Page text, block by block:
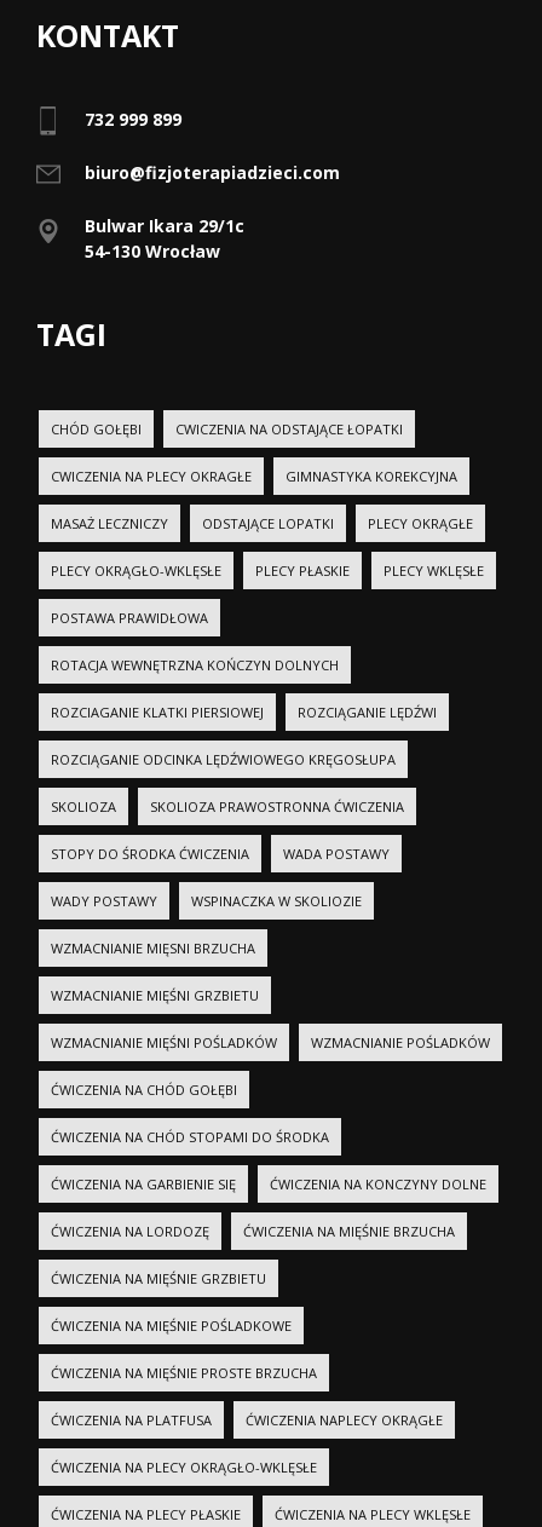
KONTAKT
732 999 899
biuro@fizjoterapiadzieci.com
Bulwar Ikara 29/1c
54-130 Wrocław
TAGI
CHÓD GOŁĘBI CWICZENIA NA ODSTAJĄCE ŁOPATKI
CWICZENIA NA PLECY OKRAGŁE GIMNASTYKA KOREKCYJNA
MASAŻ LECZNICZY ODSTAJĄCE LOPATKI PLECY OKRĄGŁE
PLECY OKRĄGŁO-WKLĘSŁE PLECY PŁASKIE PLECY WKLĘSŁE
POSTAWA PRAWIDŁOWA
ROTACJA WEWNĘTRZNA KOŃCZYN DOLNYCH
ROZCIAGANIE KLATKI PIERSIOWEJ ROZCIĄGANIE LĘDŹWI
ROZCIĄGANIE ODCINKA LĘDŹWIOWEGO KRĘGOSŁUPA
SKOLIOZA SKOLIOZA PRAWOSTRONNA ĆWICZENIA
STOPY DO ŚRODKA ĆWICZENIA WADA POSTAWY
WADY POSTAWY WSPINACZKA W SKOLIOZIE
WZMACNIANIE MIĘSNI BRZUCHA
WZMACNIANIE MIĘŚNI GRZBIETU
WZMACNIANIE MIĘŚNI POŚLADKÓW WZMACNIANIE POŚLADKÓW
ĆWICZENIA NA CHÓD GOŁĘBI
ĆWICZENIA NA CHÓD STOPAMI DO ŚRODKA
ĆWICZENIA NA GARBIENIE SIĘ ĆWICZENIA NA KONCZYNY DOLNE
ĆWICZENIA NA LORDOZĘ ĆWICZENIA NA MIĘŚNIE BRZUCHA
ĆWICZENIA NA MIĘŚNIE GRZBIETU
ĆWICZENIA NA MIĘŚNIE POŚLADKOWE
ĆWICZENIA NA MIĘŚNIE PROSTE BRZUCHA
ĆWICZENIA NA PLATFUSA ĆWICZENIA NAPLECY OKRĄGŁE
ĆWICZENIA NA PLECY OKRĄGŁO-WKLĘSŁE
ĆWICZENIA NA PLECY PŁASKIE ĆWICZENIA NA PLECY WKLĘSŁE